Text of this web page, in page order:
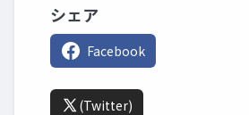
シェア
Facebook
(Twitter)